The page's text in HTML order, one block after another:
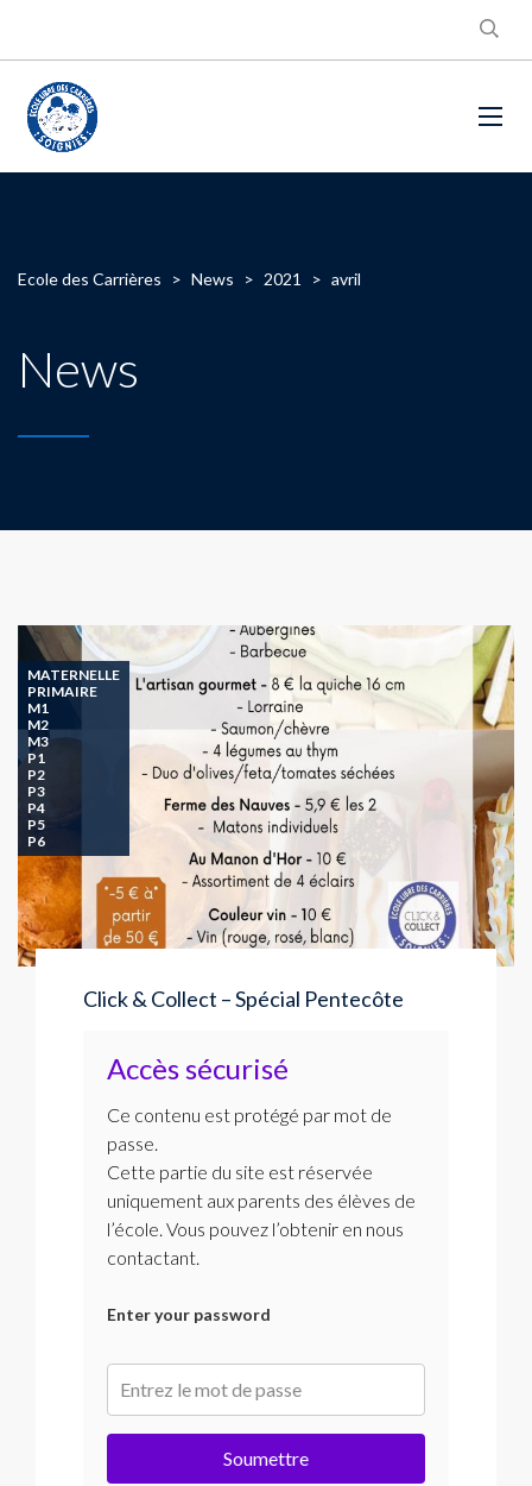
Ecole des Carrières > News > 2021 > avril
News
MATERNELLE
PRIMAIRE
M1
M2
M3
P1
P2
P3
P4
P5
P6
Click & Collect – Spécial Pentecôte
Accès sécurisé
Ce contenu est protégé par mot de
passe.
Cette partie du site est réservée
uniquement aux parents des élèves de
l’école. Vous pouvez l’obtenir en nous
contactant.
Enter your password
Soumettre